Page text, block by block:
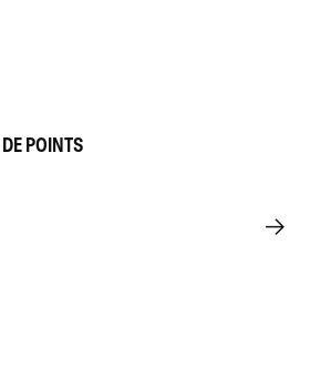
POINTS